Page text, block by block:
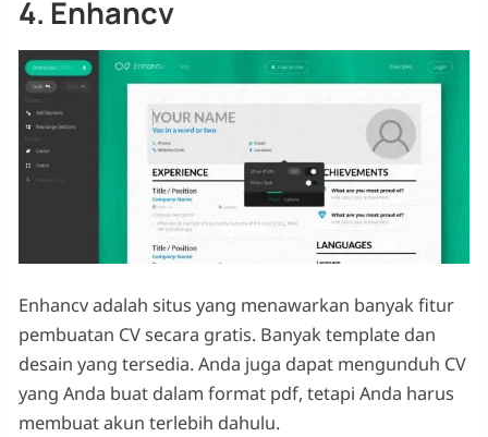
4. Enhancv
Enhancv adalah situs yang menawarkan banyak fitur
pembuatan CV secara gratis. Banyak template dan
desain yang tersedia. Anda juga dapat mengunduh CV
yang Anda buat dalam format pdf, tetapi Anda harus
membuat akun terlebih dahulu.